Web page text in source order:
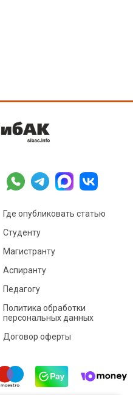
Где опубликовать статью
Студенту
Магистранту
Аспиранту
Педагогу
Политика обработки
персональных данных
Договор оферты